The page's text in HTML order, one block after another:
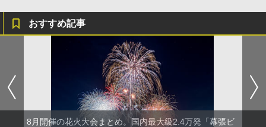
おすすめ記事
8月開催の花火大会まとめ。国内最大級2.4万発「幕張ビ